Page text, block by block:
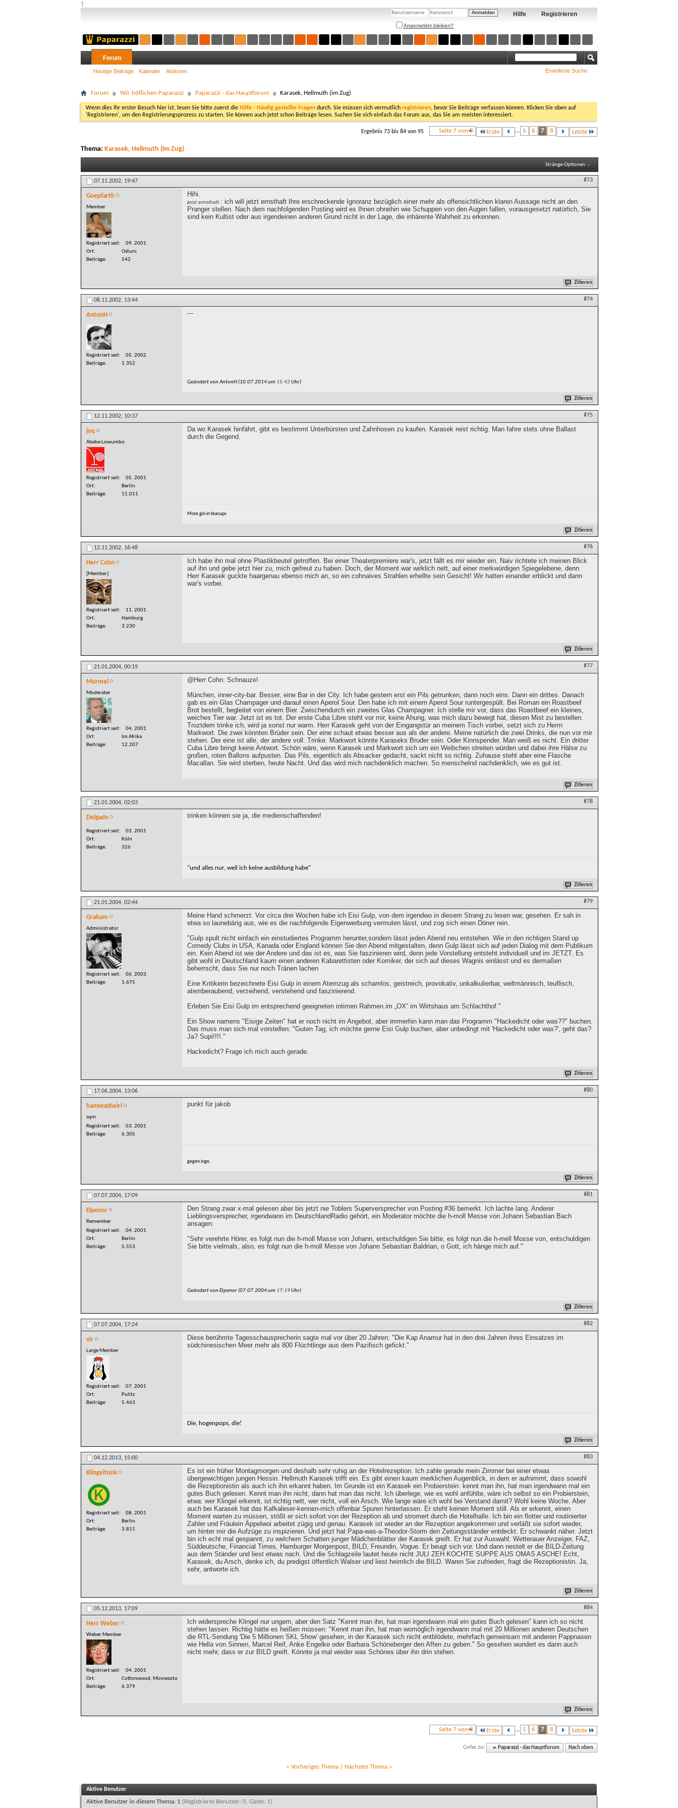
†
Registrieren
Hilfe
Angemeldet bleiben?
Forum
Heutige Beiträge Kalender Aktionen Erweiterte Suche
Forum Wir höflichen Paparazzi Paparazzi - das Hauptforum Karasek, Hellmuth (im Zug)
Wenn dies Ihr erster Besuch hier ist, lesen Sie bitte zuerst die Hilfe - Häufig gestellte Fragen durch. Sie müssen sich vermutlich registrieren, bevor Sie Beiträge verfassen können. Klicken Sie oben auf
'Registrieren', um den Registrierungsprozess zu starten. Sie können auch jetzt schon Beiträge lesen. Suchen Sie sich einfach das Forum aus, das Sie am meisten interessiert.
Seite 7 von 8 Erste ... 5 6 7 8 Letzte
Ergebnis 73 bis 84 von 95
Thema: Karasek, Hellmuth (im Zug)
Stränge-Optionen
07.11.2002, 19:47 #73
Goepfarth
Member
Registriert seit
09. 2001
Ort
Ostuni
Beiträge
542
Hihi.
jetzt ernsthaft : ich will jetzt ernsthaft Ihre erschreckende Ignoranz bezüglich einer mehr als offensichtlichen klaren Aussage nicht an den
Pranger stellen. Nach dem nachfolgenden Posting wird es Ihnen ohnehin wie Schuppen von den Augen fallen, vorausgesetzt natürlich, Sie
sind kein Kultist oder aus irgendeinen anderen Grund nicht in der Lage, die inhärente Wahrheit zu erkennen.
Zitieren
08.11.2002, 13:44 #74
AntonH
Registriert seit
05. 2002
Beiträge
1.352
---
Geändert von AntonH (10.07.2014 um 15:42Uhr)
Zitieren
12.11.2002, 10:37 #75
joq
Abebe Lowumbo
Registriert seit
05. 2001
Ort
Berlin
Beiträge
11.011
Da wo Karasek hinfährt, gibt es bestimmt Unterbürsten und Zahnhosen zu kaufen. Karasek reist richtig. Man fahre stets ohne Ballast
durch die Gegend.
More gin in teacups
Zitieren
12.11.2002, 16:48 #76
Herr Cohn
[Member]
Registriert seit
11. 2001
Ort
Hamburg
Beiträge
3.230
Ich habe ihn mal ohne Plastikbeutel getroffen. Bei einer Theaterpremiere war's, jetzt fällt es mir wieder ein. Naiv richtete ich meinen Blick
auf ihn und gebe jetzt hier zu, mich gefreut zu haben. Doch, der Moment war wirklich nett, auf einer merkwürdigen Spiegelebene, denn
Herr Karasek guckte haargenau ebenso mich an, so ein cohnaives Strahlen erhellte sein Gesicht! Wir hatten einander erblickt und dann
war's vorbei.
Zitieren
21.01.2004, 00:19 #77
Murmel
Moderater
Registriert seit
04. 2001
Ort
Im Afrika
Beiträge
12.207
@Herr Cohn: Schnauze!
München, inner-city-bar. Besser, eine Bar in der City. Ich habe gestern erst ein Pils getrunken, dann noch eins. Dann ein drittes. Danach
gab es ein Glas Champager und darauf einen Aperol Sour. Den habe ich mit einem Aperol Sour runtergespült. Bei Roman ein Roastbeef
Brot bestellt, begleitet von einem Bier. Zwischendurch ein zweites Glas Champagner. Ich stelle mir vor, dass das Roastbeef ein kleines,
weiches Tier war. Jetzt ist es tot. Der erste Cuba Libre steht vor mir, keine Ahung, was mich dazu bewegt hat, diesen Mist zu bestellen.
Troztdem trinke ich, wird ja sonst nur warm. Herr Karasek geht von der Eingangstür an meinem Tisch vorbei, setzt sich zu Herrn
Markwort. Die zwei könnten Brüder sein. Der eine schaut etwas besser aus als der andere. Meine natürlich die zwei Drinks, die nun vor mir
stehen. Der eine ist alle, der andere voll. Trinke. Markwort könnte Karaseks Bruder sein. Oder Kinnspender. Man weiß es nicht. Ein dritter
Cuba Libre bringt keine Antwort. Schön wäre, wenn Karasek und Markwort sich um ein Weibchen streiten würden und dabei ihre Hälse zu
großen, roten Ballons aufpusten. Das Pils, eigentlich als Absacker gedacht, sackt nicht so richtig. Zuhause steht aber eine Flasche
Macallan. Sie wird sterben, heute Nacht. Und das wird mich nachdenklich machen. So menschelnd nachdenklich, wie es gut ist.
Zitieren
21.01.2004, 02:03 #78
Delgado
Registriert seit
03. 2001
Ort
Köln
Beiträge
326
trinken können sie ja, die medienschaffenden!
"und alles nur, weil ich keine ausbildung habe"
Zitieren
21.01.2004, 02:44 #79
Graham
Administrator
Registriert seit
06. 2003
Beiträge
1.675
Meine Hand schmerzt. Vor circa drei Wochen habe ich Eisi Gulp, von dem irgendwo in diesem Strang zu lesen war, gesehen. Er sah in
etwa so launebärig aus, wie es die nachfolgende Eigenwerbung vermuten lässt, und zog sich einen Döner rein.
"Gulp spult nicht einfach ein einstudiertes Programm herunter,sondern lässt jeden Abend neu entstehen. Wie in den richtigen Stand up
Comedy Clubs in USA, Kanada oder England können Sie den Abend mitgestalten, denn Gulp lässt sich auf jeden Dialog mit dem Publikum
ein. Kein Abend ist wie der Andere und das ist es, was Sie faszinieren wird, denn jede Vorstellung entsteht individuell und im JETZT. Es
gibt wohl in Deutschland kaum einen anderen Kabarettisten oder Komiker, der sich auf dieses Wagnis einlässt und es dermaßen
beherrscht, dass Sie nur noch Tränen lachen
Eine Kritikerin bezeichnete Eisi Gulp in einem Atemzug als schamlos, geistreich, provokativ, unkalkulierbar, weltmännisch, teuflisch,
atemberaubend, verzeihend, verstehend und faszinierend.
Erleben Sie Eisi Gulp im entsprechend geeigneten intimen Rahmen im „OX“ im Wirtshaus am Schlachthof."
Ein Show namens "Eisige Zeiten" hat er noch nicht im Angebot, aber immerhin kann man das Programm "Hackedicht oder was??" buchen.
Das muss man sich mal vorstellen: "Guten Tag, ich möchte gerne Eisi Gulp buchen, aber unbedingt mit 'Hackedicht oder was?', geht das?
Ja? Supi!!!!."
Hackedicht? Frage ich mich auch gerade.
Zitieren
17.06.2004, 13:06 #80
hanswasheiri
sqm
Registriert seit
03. 2001
Beiträge
6.305
punkt für jakob
gegen inge.
Zitieren
07.07.2004, 17:09 #81
Elpenor
Remember
Registriert seit
04. 2001
Ort
Berlin
Beiträge
5.553
Den Strang zwar x-mal gelesen aber bis jetzt nie Toblers Superversprecher von Posting #36 bemerkt. Ich lachte lang. Anderer
Lieblingsversprecher, irgendwann im DeutschlandRadio gehört, ein Moderator möchte die h-moll Messe von Johann Sebastian Bach
ansagen:
"Sehr verehrte Hörer, es folgt nun die h-moll Masse von Johann, entschuldigen Sie bitte, es folgt nun die h-mell Mosse von, entschuldigen
Sie bitte vielmals, also, es folgt nun die h-moll Messe von Johann Sebastian Baldrian, o Gott, ich hänge mich auf."
Geändert von Elpenor (07.07.2004 um 17:19Uhr)
Zitieren
07.07.2004, 17:24 #82
vir
Large Member
Registriert seit
07. 2001
Ort
Pulitz
Beiträge
5.463
Diese berühmte Tagesschausprecherin sagte mal vor über 20 Jahren: "Die Kap Anamur hat in den drei Jahren ihres Einsatzes im
südchinesischen Meer mehr als 800 Flüchtlinge aus dem Pazifisch gefickt."
Die, hogenpops, die!
Zitieren
04.12.2013, 15:00 #83
Klingeltonk
Registriert seit
08. 2001
Ort
Berlin
Beiträge
3.811
Es ist ein früher Montagmorgen und deshalb sehr ruhig an der Hotelrezeption. Ich zahle gerade mein Zimmer bei einer etwas
übergewichtigen jungen Hessin. Hellmuth Karasek trifft ein. Es gibt einen kaum merklichen Augenblick, in dem er aufnimmt, dass sowohl
die Rezeptionistin als auch ich ihn erkannt haben. Im Grunde ist ein Karasek ein Probierstein: kennt man ihn, hat man irgendwann mal ein
gutes Buch gelesen. Kennt man ihn nicht, dann hat man das nicht. Ich überlege, wie es wohl anfühlte, wäre ich selbst so ein Probierstein,
etwa: wer Klingel erkennt, ist richtig nett, wer nicht, voll ein Arsch. Wie lange wäre ich wohl bei Verstand damit? Wohl keine Woche. Aber
auch bei Karasek hat das Kafkaleser-kennen-mich offenbar Spuren hinterlassen. Er steht keinen Moment still. Als er erkennt, einen
Moment warten zu müssen, stößt er sich sofort von der Rezeption ab und stromert durch die Hotelhalle. Ich bin ein flotter und routinierter
Zahler und Fräulein Äppelwoi arbeitet zügig und genau. Karasek ist wieder an der Rezeption angekommen und verläßt sie sofort wieder,
um hinter mir die Aufzüge zu inspizieren. Und jetzt hat Papa-was-a-Theodor-Storm den Zeitungsständer entdeckt. Er schwankt näher. Jetzt
bin ich echt mal gespannt, zu welchem Schatten junger Mädchenblätter der Karasek greift. Er hat zur Auswahl: Wetterauer Anzeiger, FAZ,
Süddeutsche, Financial Times, Hamburger Morgenpost, BILD, Freundin, Vogue. Er beugt sich vor. Und dann nestelt er die BILD-Zeitung
aus dem Ständer und liest etwas nach. Und die Schlagzeile lautet heute nicht JULI ZEH KOCHTE SUPPE AUS OMAS ASCHE! Echt,
Karasek, du Arsch, denke ich, du predigst öffentlich Walser und liest heimlich die BILD. Waren Sie zufrieden, fragt die Rezeptionistin. Ja,
sehr, antworte ich.
Zitieren
05.12.2013, 17:09 #84
Herr Weber
Weber Member
Registriert seit
04. 2001
Ort
Cottonwood, Minnesota
Beiträge
6.379
Ich widerspreche Klingel nur ungern, aber den Satz "Kennt man ihn, hat man irgendwann mal ein gutes Buch gelesen" kann ich so nicht
stehen lassen. Richtig hätte es heißen müssen: "Kennt man ihn, hat man womöglich irgendwann mal mit 20 Millionen anderen Deutschen
die RTL-Sendung 'Die 5 Millionen SKL Show' gesehen, in der Karasek sich nicht entblödete, mehrfach gemeinsam mit anderen Pappnasen
wie Hella von Sinnen, Marcel Reif, Anke Engelke oder Barbara Schöneberger den Affen zu geben." So gesehen wundert es dann auch
nicht mehr, dass er zur BILD greift. Könnte ja mal wieder was Schönes über ihn drin stehen.
Zitieren
Seite 7 von 8 Erste ... 5 6 7 8 Letzte
Gehe zu: Paparazzi - das Hauptforum Nach oben
« Vorheriges Thema| Nächstes Thema »
Aktive Benutzer
Aktive Benutzer in diesem Thema: 1 (Registrierte Benutzer: 0, Gäste: 1)